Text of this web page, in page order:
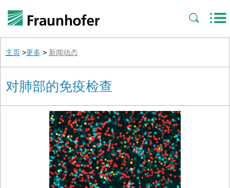
主页 >更多 > 新闻动态
对肺部的免疫检查